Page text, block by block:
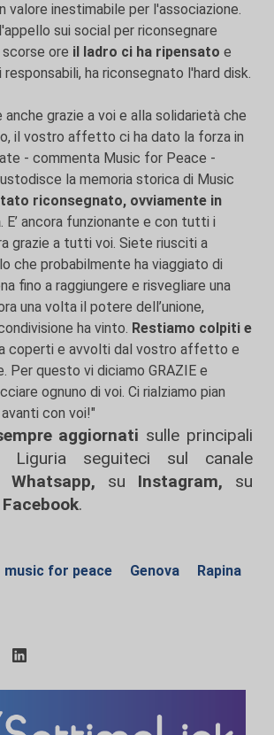
valore inestimabile per l'associazione.
sui social per riconsegnare
ore il ladro ci ha ripensato e
ha riconsegnato l'hard disk.
anche grazie a voi e alla solidarietà che
il vostro affetto ci ha dato la forza in
- commenta Music for Peace -
la memoria storica di Music
riconsegnato, ovviamente in
. E’ ancora funzionante e con tutti i
grazie a tutti voi. Siete riusciti a
che probabilmente ha viaggiato di
fino a raggiungere e risvegliare una
una volta il potere dell’unione,
ha vinto. Restiamo colpiti e
coperti e avvolti dal vostro affetto e
Per questo vi diciamo GRAZIE e
ognuno di voi. Ci rialziamo pian
con voi!"
aggiornati sulle principali
Liguria seguiteci sul canale
Whatsapp, su Instagram, su
Facebook.
music for peace Genova
Rapina